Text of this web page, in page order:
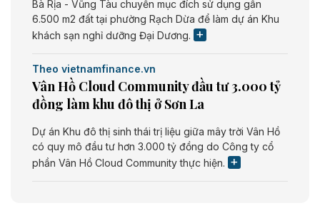
Bà Rịa - Vũng Tàu chuyển mục đích sử dụng gần
6.500 m2 đất tại phường Rạch Dừa để làm dự án Khu
khách sạn nghỉ dưỡng Đại Dương.
Theo vietnamfinance.vn
Vân Hồ Cloud Community đầu tư 3.000 tỷ
đồng làm khu đô thị ở Sơn La
Dự án Khu đô thị sinh thái trị liệu giữa mây trời Vân Hồ
có quy mô đầu tư hơn 3.000 tỷ đồng do Công ty cổ
phần Vân Hồ Cloud Community thực hiện.